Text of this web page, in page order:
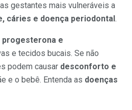
gestantes mais vulneráveis a
cáries e doença periodontal.
progesterona e
e tecidos bucais. Se não
podem causar desconforto e
e o bebê. Entenda as doenças